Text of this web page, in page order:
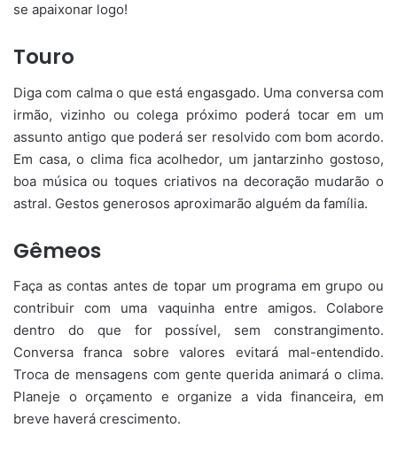
se apaixonar logo!
Touro
Diga com calma o que está engasgado. Uma conversa com
irmão, vizinho ou colega próximo poderá tocar em um
assunto antigo que poderá ser resolvido com bom acordo.
Em casa, o clima fica acolhedor, um jantarzinho gostoso,
boa música ou toques criativos na decoração mudarão o
astral. Gestos generosos aproximarão alguém da família.
Gêmeos
Faça as contas antes de topar um programa em grupo ou
contribuir com uma vaquinha entre amigos. Colabore
dentro do que for possível, sem constrangimento.
Conversa franca sobre valores evitará mal-entendido.
Troca de mensagens com gente querida animará o clima.
Planeje o orçamento e organize a vida financeira, em
breve haverá crescimento.